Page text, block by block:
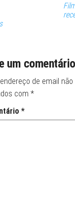
um comentário
de email não
com *
*